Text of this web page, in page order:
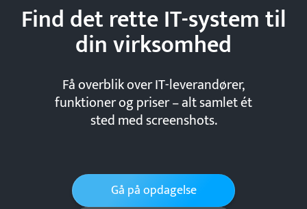
Find det rette IT-system til
dinvirksomhed
Få overblik over IT-leverandører,
funktioner og priser – alt samlet ét
sted med screenshots.
Gå på opdagelse